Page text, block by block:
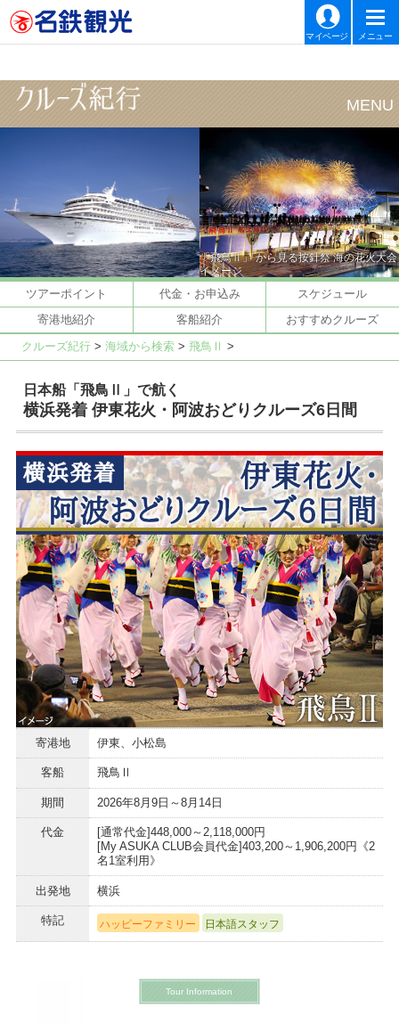
マイページ メニュー
「飛鳥Ⅱ」 から見る按針祭 海の花火大会
イメージ
ツアーポイント 代金・お申込み
スケジュール
寄港地紹介
客船紹介 おすすめクルーズ
クルーズ紀行> 海域から検索> 飛鳥Ⅱ >
日本船「飛鳥Ⅱ」で航く
横浜発着 伊東花火・阿波おどりクルーズ6日間
寄港地 伊東、小松島
客船 飛鳥Ⅱ
期間 2026年8月9日～8月14日
代金
[通常代金]448,000～2,118,000円
[My ASUKA CLUB会員代金]403,200～1,906,200円《2
名1室利用》
出発地 横浜
特記 ハッピーファミリー 日本語スタッフ
Tour Information